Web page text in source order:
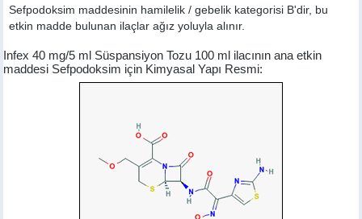
Sefpodoksim maddesinin hamilelik / gebelik kategorisi B'dir, bu
etkin madde bulunan ilaçlar ağız yoluyla alınır.
Infex 40 mg/5 ml Süspansiyon Tozu 100 ml ilacının ana etkin
maddesi Sefpodoksim için Kimyasal Yapı Resmi: